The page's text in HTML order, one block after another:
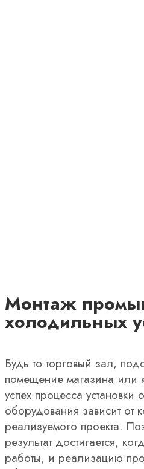
Монтаж
холодильных
Будь то торговый зал,
помещение магазина или
успех процесса
оборудования зависит от
реализуемого проекта.
результат достигается,
работы, и реализацию